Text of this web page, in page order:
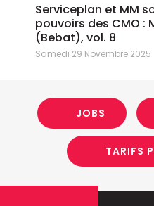
Serviceplan et MM
pouvoirs des CMO :
(Bebat), vol. 8
Samedi 29 Novembre 2025
JOBS
TARIFS